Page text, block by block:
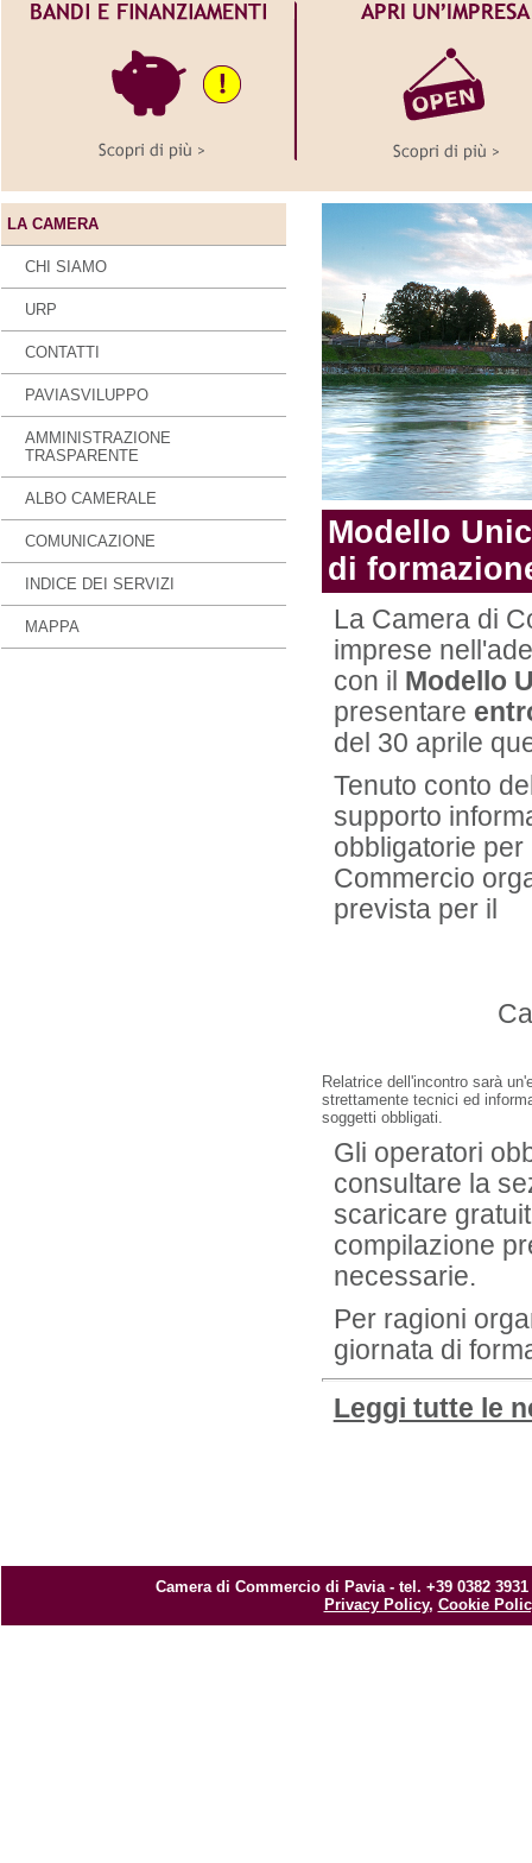
LA CAMERA
CHI SIAMO
URP
CONTATTI
PAVIASVILUPPO
AMMINISTRAZIONE
TRASPARENTE
ALBO CAMERALE
COMUNICAZIONE
INDICE DEI SERVIZI
MAPPA
Modello
di
La Camera di
imprese
con il Modello
presentare
del 30 aprile
Tenuto conto
supporto
obbligatorie
Commercio
prevista per il
Relatrice dell'incontro sarà
strettamente tecnici ed
soggetti obbligati.
Gli operatori
consultare la
scaricare
compilazione
necessarie.
Per ragioni
giornata di
Leggi tutte le
Camera di Commercio di Pavia - tel. +39 0382
Privacy Policy, Cookie